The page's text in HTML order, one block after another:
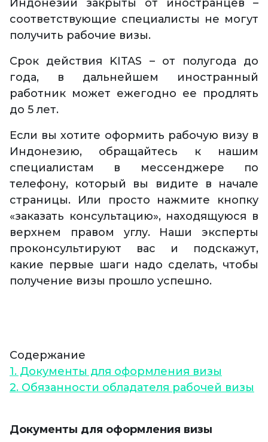
Индонезии закрыты от иностранцев –
соответствующие специалисты не могут
получить рабочие визы.
Срок действия KITAS – от полугода до
года, в дальнейшем иностранный
работник может ежегодно ее продлять
до 5 лет.
Если вы хотите оформить рабочую визу в
Индонезию, обращайтесь к нашим
специалистам в мессенджере по
телефону, который вы видите в начале
страницы. Или просто нажмите кнопку
«заказать консультацию», находящуюся в
верхнем правом углу. Наши эксперты
проконсультируют вас и подскажут,
какие первые шаги надо сделать, чтобы
получение визы прошло успешно.
Cодержание
1. Документы для оформления визы
2. Обязанности обладателя рабочей визы
Документы для оформления визы